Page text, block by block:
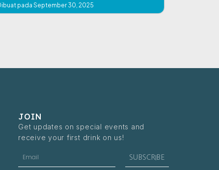
pada September 30, 2025
JOIN
Get updates on special events and
receive your first drink on us!
Email SUBSCRIBE